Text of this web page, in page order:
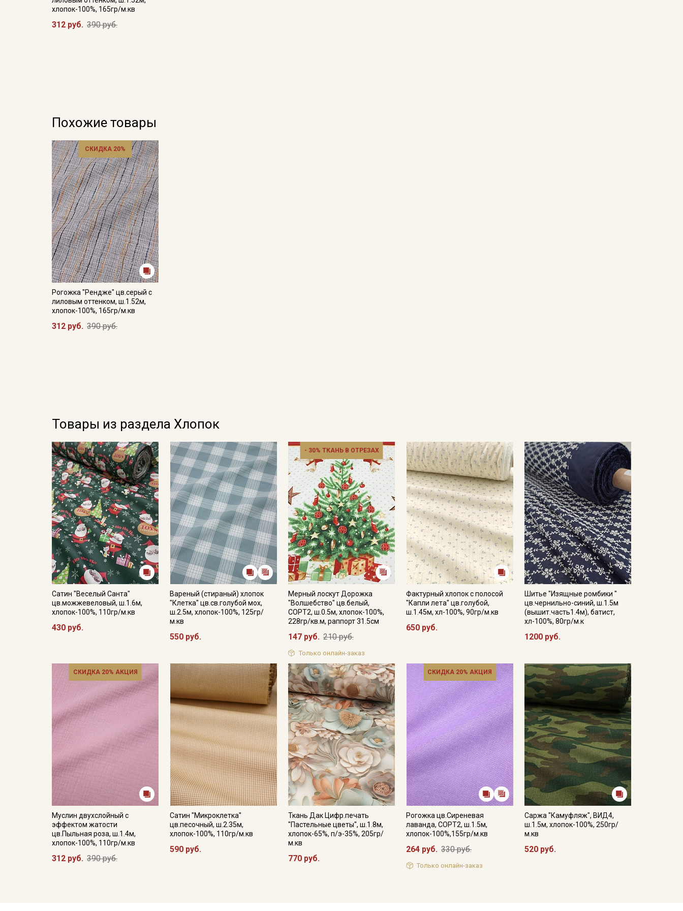
хлопок-100%, 165гр/м.кв
312 руб. 390 руб.
Похожие товары
СКИДКА 20%
Рогожка "Рендже" цв.серый с
лиловым оттенком, ш.1.52м,
хлопок-100%, 165гр/м.кв
312 руб. 390 руб.
Товары из раздела Хлопок
Сатин "Веселый Санта"
цв.можжевеловый, ш.1.6м,
хлопок-100%, 110гр/м.кв
430 руб.
Вареный (стираный) хлопок
"Клетка" цв.св.голубой мох,
ш.2.5м, хлопок-100%, 125гр/
м.кв
550 руб.
- 30% ТКАНЬ В ОТРЕЗАХ
Мерный лоскут Дорожка
"Волшебство" цв.белый,
СОРТ2, ш.0.5м, хлопок-100%,
228гр/кв.м, раппорт 31.5см
147 руб. 210 руб.
Только онлайн-заказ
Фактурный хлопок с полосой
"Капли лета" цв.голубой,
ш.1.45м, хл-100%, 90гр/м.кв
650 руб.
Шитье "Изящные ромбики "
цв.чернильно-синий, ш.1.5м
(вышит.часть1.4м), батист,
хл-100%, 80гр/м.к
1200 руб.
СКИДКА 20% АКЦИЯ
Муслин двухслойный с
эффектом жатости
цв.Пыльная роза, ш.1.4м,
хлопок-100%, 110гр/м.кв
312 руб. 390 руб.
Сатин "Микроклетка"
цв.песочный, ш.2.35м,
хлопок-100%, 110гр/м.кв
590 руб.
Ткань Дак Цифр.печать
"Пастельные цветы", ш.1.8м,
хлопок-65%, п/э-35%, 205гр/
м.кв
770 руб.
СКИДКА 20% АКЦИЯ
Рогожка цв.Сиреневая
лаванда, СОРТ2, ш.1.5м,
хлопок-100%,155гр/м.кв
264 руб. 330 руб.
Только онлайн-заказ
Саржа "Камуфляж", ВИД4,
ш.1.5м, хлопок-100%, 250гр/
м.кв
520 руб.